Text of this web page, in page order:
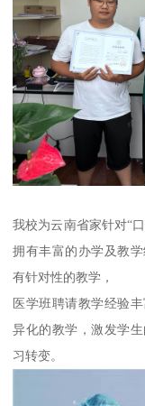
我校为云南省家针对“
拥有丰富的办学及教
有针对性的教学，
医学班聘请教学经验
异化的教学，激发学
习转变。